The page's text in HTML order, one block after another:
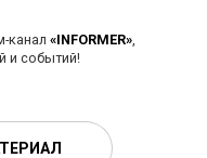
канал «INFORMER»,
и событий!